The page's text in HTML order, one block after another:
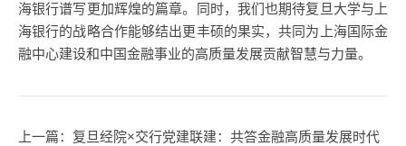
海银行谱写更加辉煌的篇章。同时，我们也期待复旦大学与上
海银行的战略合作能够结出更丰硕的果实，共同为上海国际金
融中心建设和中国金融事业的高质量发展贡献智慧与力量。
上一篇：复旦经院×交行党建联建：共答金融高质量发展时代